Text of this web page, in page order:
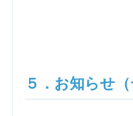
５．お知らせ（